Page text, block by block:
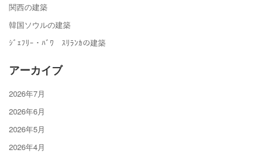
関西の建築
韓国ソウルの建築
ｼﾞｪﾌﾘｰ・ﾊﾞﾜ ｽﾘﾗﾝｶの建築
アーカイブ
2026年7月
2026年6月
2026年5月
2026年4月